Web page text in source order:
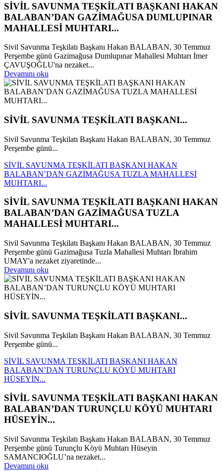
SİVİL SAVUNMA TEŞKİLATI BAŞKANI HAKAN
BALABAN’DAN GAZİMAĞUSA DUMLUPINAR
MAHALLESİ MUHTARI...
Sivil Savunma Teşkilatı Başkanı Hakan BALABAN, 30 Temmuz
Perşembe günü Gazimağusa Dumlupınar Mahallesi Muhtarı İmer
ÇAVUŞOĞLU'na nezaket...
Devamını oku
SİVİL SAVUNMA TEŞKİLATI BAŞKANI...
Sivil Savunma Teşkilatı Başkanı Hakan BALABAN, 30 Temmuz
Perşembe günü...
SİVİL SAVUNMA TEŞKİLATI BAŞKANI HAKAN
BALABAN’DAN GAZİMAĞUSA TUZLA MAHALLESİ
MUHTARI...
SİVİL SAVUNMA TEŞKİLATI BAŞKANI HAKAN
BALABAN’DAN GAZİMAĞUSA TUZLA
MAHALLESİ MUHTARI...
Sivil Savunma Teşkilatı Başkanı Hakan BALABAN, 30 Temmuz
Perşembe günü Gazimağusa Tuzla Mahallesi Muhtarı İbrahim
UMAY'a nezaket ziyaretinde...
Devamını oku
SİVİL SAVUNMA TEŞKİLATI BAŞKANI...
Sivil Savunma Teşkilatı Başkanı Hakan BALABAN, 30 Temmuz
Perşembe günü...
SİVİL SAVUNMA TEŞKİLATI BAŞKANI HAKAN
BALABAN’DAN TURUNÇLU KÖYÜ MUHTARI
HÜSEYİN...
SİVİL SAVUNMA TEŞKİLATI BAŞKANI HAKAN
BALABAN’DAN TURUNÇLU KÖYÜ MUHTARI
HÜSEYİN...
Sivil Savunma Teşkilatı Başkanı Hakan BALABAN, 30 Temmuz
Perşembe günü Turunçlu Köyü Muhtarı Hüseyin
SAMANCIOĞLU’na nezaket...
Devamını oku